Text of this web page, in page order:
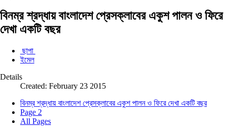
বিনম্র শ্রদ্ধায় বাংলাদেশ প্রেসক্লাবের একুশ পালন ও ফিরে
দেখা একটি বছর
ছাপা
ইমেল
Details
Created: February 23 2015
বিনম্র শ্রদ্ধায় বাংলাদেশ প্রেসক্লাবের একুশ পালন ও ফিরে দেখা একটি বছর
Page 2
All Pages